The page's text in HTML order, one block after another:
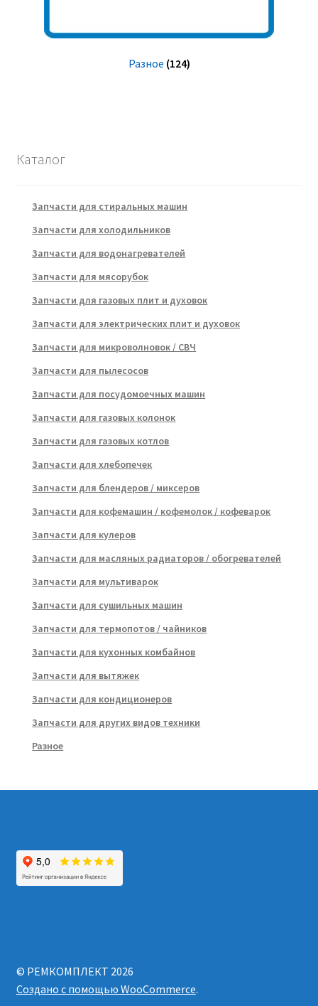
Разное (124)
Каталог
Запчасти для стиральных машин
Запчасти для холодильников
Запчасти для водонагревателей
Запчасти для мясорубок
Запчасти для газовых плит и духовок
Запчасти для электрических плит и духовок
Запчасти для микроволновок / СВЧ
Запчасти для пылесосов
Запчасти для посудомоечных машин
Запчасти для газовых колонок
Запчасти для газовых котлов
Запчасти для хлебопечек
Запчасти для блендеров / миксеров
Запчасти для кофемашин / кофемолок / кофеварок
Запчасти для кулеров
Запчасти для масляных радиаторов / обогревателей
Запчасти для мультиварок
Запчасти для сушильных машин
Запчасти для термопотов / чайников
Запчасти для кухонных комбайнов
Запчасти для вытяжек
Запчасти для кондиционеров
Запчасти для других видов техники
Разное
© РЕМКОМПЛЕКТ 2026
Создано с помощью WooCommerce.